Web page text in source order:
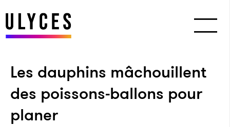
Les dauphins mâchouillent
des poissons-ballons pour
planer